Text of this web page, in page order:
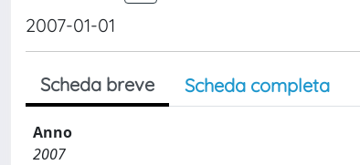
2007-01-01
Scheda breve Scheda completa
Anno
2007